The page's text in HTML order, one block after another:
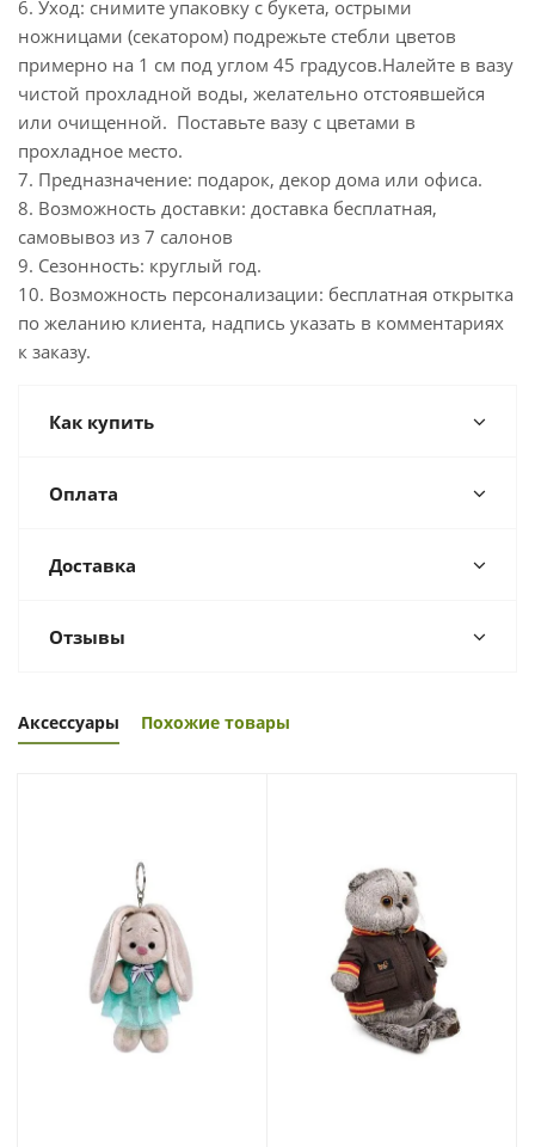
6. Уход: снимите упаковку с букета, острыми
ножницами (секатором) подрежьте стебли цветов
примерно на 1 см под углом 45 градусов.Налейте в вазу
чистой прохладной воды, желательно отстоявшейся
или очищенной. Поставьте вазу с цветами в
прохладное место.
7. Предназначение: подарок, декор дома или офиса.
8. Возможность доставки: доставка бесплатная,
самовывоз из 7 салонов
9. Сезонность: круглый год.
10. Возможность персонализации: бесплатная открытка
по желанию клиента, надпись указать в комментариях
к заказу.
Как купить
Оплата
Доставка
Отзывы
Аксессуары Похожие товары